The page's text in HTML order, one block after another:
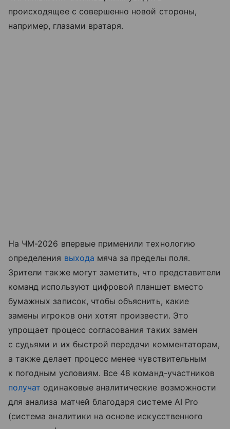
происходящее с совершенно новой стороны,
например, глазами вратаря.
На ЧМ-2026 впервые применили технологию
определения выхода мяча за пределы поля.
Зрители также могут заметить, что представители
команд используют цифровой планшет вместо
бумажных записок, чтобы объяснить, какие
замены игроков они хотят произвести. Это
упрощает процесс согласования таких замен
с судьями и их быстрой передачи комментаторам,
а также делает процесс менее чувствительным
к погодным условиям. Все 48 команд-участников
получат одинаковые аналитические возможности
для анализа матчей благодаря системе AI Pro
(система аналитики на основе искусственного